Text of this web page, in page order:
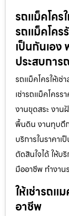
รถแม็คโคร
รถแม็คโคร
เป็นกันเอ
ประสบกา
รถแม็คโครให้เช่
เช่ารถแม็คโคร
งานขุดสระ งาน
พื้นดิน งานทุบตึ
บริการในราคา
ตัดสินใจได้ ให้
มืออาชีพ ทำงาน
ให้เช่ารถแ
อาชีพ